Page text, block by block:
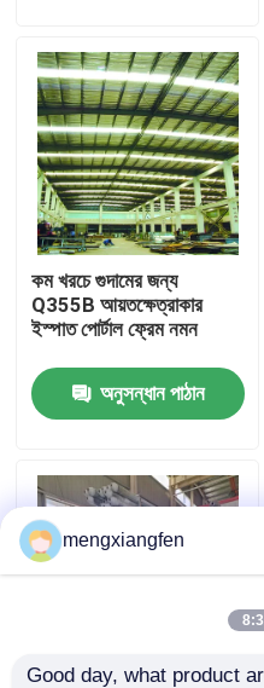
পণ্য
আমাদের সম্পর্কে
কারখানা ভ্রমণ
মান নিয়ন্ত্রণ
যোগাযোগ করুন
মামলা
স্পেস ফ্রেম ট্রাস
কম খরচে গুদামের জন্য
Q355B আয়তক্ষেত্রাকার
ইস্পাত পোর্টাল ফ্রেম নমন
অনুসন্ধান পাঠান
mengxiangfen
Good day, what product